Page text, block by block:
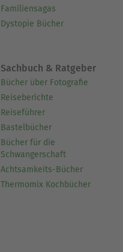
Familiensagas
Dystopie Bücher
Sachbuch & Ratgeber
Bücher über Fotografie
Reiseberichte
Reiseführer
Bastelbücher
Bücher für die
Schwangerschaft
Achtsamkeits-Bücher
Thermomix Kochbücher